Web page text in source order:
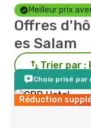
Meilleur prix
Offres
es Salam
Trier par :
Choix prisé par
Réduction